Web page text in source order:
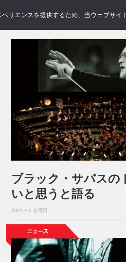
NEWS REVIEWS
ブラック・サバスの
いと思うと語る
2021.4.2 金曜日
ペリエンスを提供するため、当ウェブサ